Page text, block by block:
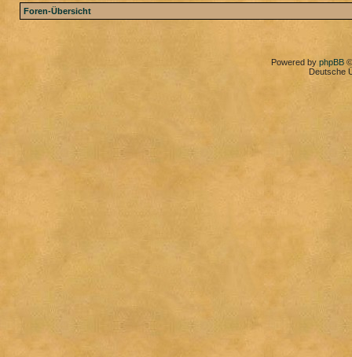
Foren-Übersicht
Powered by phpBB
Deutsche